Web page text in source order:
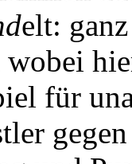
elt:
wobei
für